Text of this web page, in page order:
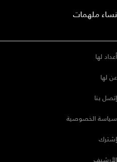
نساء ملهمات
أعداد لها
عن لها
إتصل بنا
سياسة الخصوصية
إشترك
الأرشيف